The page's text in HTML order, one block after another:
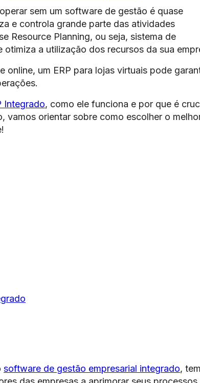
sem um software de gestão é quase
e controla grande parte das atividades
Resource Planning, ou seja, sistema de
a utilização dos recursos da sua
online, um ERP para lojas virtuais pode
Integrado, como ele funciona e por que é
vamos orientar sobre como escolher o
software de gestão empresarial integrado, tem